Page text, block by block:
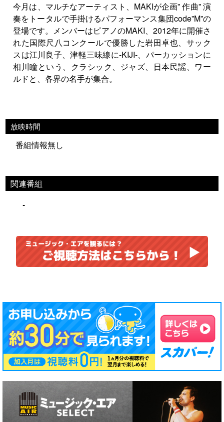
今月は、マルチなアーティスト、MAKIが企画” 作曲” 演
奏をトータルで手掛けるパフォーマンス集団code”M”の
登場です。メンバーはピアノのMAKI、2012年に開催さ
れた国際尺八コンクールで優勝した岩田卓也、サック
スは江川良子、津軽三味線に-KIJI-、パーカッションに
相川瞳という、クラシック、ジャズ、日本民謡、ワー
ルドと、各界の名手が集合。
放映時間
番組情報無し
関連番組
-